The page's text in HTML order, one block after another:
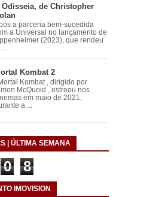
Odisseia, de Christopher
a parceria bem-sucedida
a Universal no lançamento de
(2023), que rendeu
Kombat 2
Kombat , dirigido por
McQuoid , estreou nos
em maio de 2021,
a ...
| ÚLTIMA SEMANA
0 8
IMOVISION